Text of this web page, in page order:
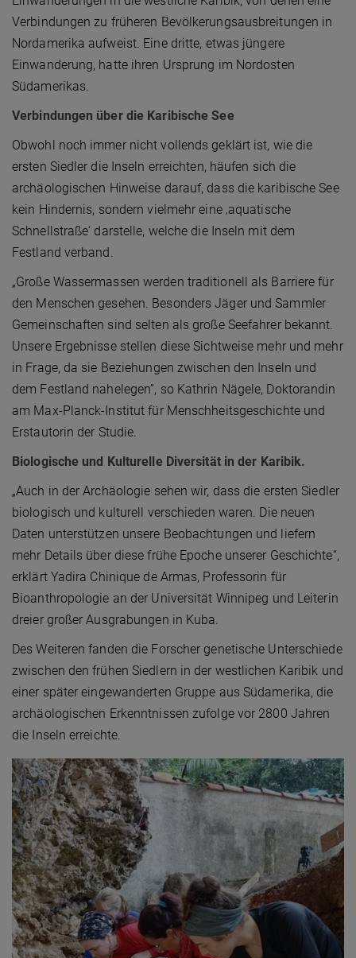
Verbindungen zu früheren Bevölkerungsausbreitungen in
Nordamerika aufweist. Eine dritte, etwas jüngere
Einwanderung, hatte ihren Ursprung im Nordosten
Südamerikas.
Verbindungen über die Karibische See
Obwohl noch immer nicht vollends geklärt ist, wie die
ersten Siedler die Inseln erreichten, häufen sich die
archäologischen Hinweise darauf, dass die karibische See
kein Hindernis, sondern vielmehr eine ‚aquatische
Schnellstraße‘ darstelle, welche die Inseln mit dem
Festland verband.
„Große Wassermassen werden traditionell als Barriere für
den Menschen gesehen. Besonders Jäger und Sammler
Gemeinschaften sind selten als große Seefahrer bekannt.
Unsere Ergebnisse stellen diese Sichtweise mehr und mehr
in Frage, da sie Beziehungen zwischen den Inseln und
dem Festland nahelegen”, so Kathrin Nägele, Doktorandin
am Max-Planck-Institut für Menschheitsgeschichte und
Erstautorin der Studie.
Biologische und Kulturelle Diversität in der Karibik.
„Auch in der Archäologie sehen wir, dass die ersten Siedler
biologisch und kulturell verschieden waren. Die neuen
Daten unterstützen unsere Beobachtungen und liefern
mehr Details über diese frühe Epoche unserer Geschichte“,
erklärt Yadira Chinique de Armas, Professorin für
Bioanthropologie an der Universität Winnipeg und Leiterin
dreier großer Ausgrabungen in Kuba.
Des Weiteren fanden die Forscher genetische Unterschiede
zwischen den frühen Siedlern in der westlichen Karibik und
einer später eingewanderten Gruppe aus Südamerika, die
archäologischen Erkenntnissen zufolge vor 2800 Jahren
die Inseln erreichte.